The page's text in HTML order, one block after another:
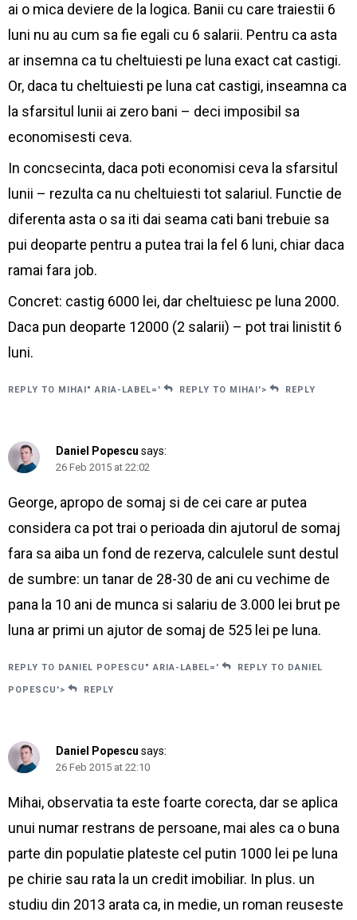
ai o mica deviere de la logica. Banii cu care traiestii 6
luni nu au cum sa fie egali cu 6 salarii. Pentru ca asta
ar insemna ca tu cheltuiesti pe luna exact cat castigi.
Or, daca tu cheltuiesti pe luna cat castigi, inseamna ca
la sfarsitul lunii ai zero bani – deci imposibil sa
economisesti ceva.
In concsecinta, daca poti economisi ceva la sfarsitul
lunii – rezulta ca nu cheltuiesti tot salariul. Functie de
diferenta asta o sa iti dai seama cati bani trebuie sa
pui deoparte pentru a putea trai la fel 6 luni, chiar daca
ramai fara job.
Concret: castig 6000 lei, dar cheltuiesc pe luna 2000.
Daca pun deoparte 12000 (2 salarii) – pot trai linistit 6
luni.
REPLY TO MIHAI" ARIA-LABEL=' REPLY TO MIHAI'> REPLY
Daniel Popescu says:
26 Feb 2015 at 22:02
George, apropo de somaj si de cei care ar putea
considera ca pot trai o perioada din ajutorul de somaj
fara sa aiba un fond de rezerva, calculele sunt destul
de sumbre: un tanar de 28-30 de ani cu vechime de
pana la 10 ani de munca si salariu de 3.000 lei brut pe
luna ar primi un ajutor de somaj de 525 lei pe luna.
REPLY TO DANIEL POPESCU" ARIA-LABEL=' REPLY TO DANIEL
POPESCU'> REPLY
Daniel Popescu says:
26 Feb 2015 at 22:10
Mihai, observatia ta este foarte corecta, dar se aplica
unui numar restrans de persoane, mai ales ca o buna
parte din populatie plateste cel putin 1000 lei pe luna
pe chirie sau rata la un credit imobiliar. In plus. un
studiu din 2013 arata ca, in medie, un roman reuseste